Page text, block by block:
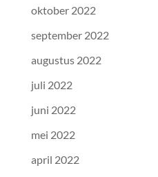
oktober 2022
september 2022
augustus 2022
juli 2022
juni 2022
mei 2022
april 2022